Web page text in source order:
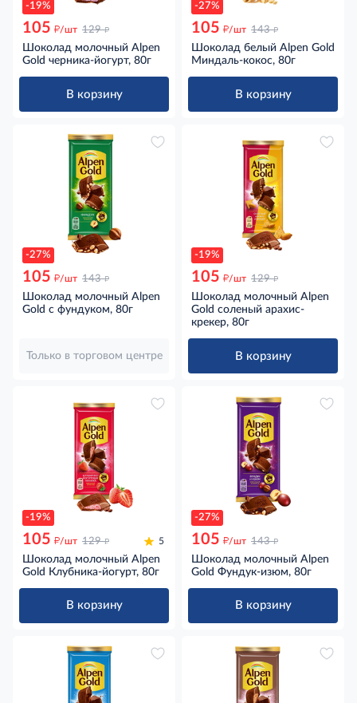
-19%
105 д/шт 129 д
Шоколад молочный Alpen
Gold черника-йогурт, 80г
В корзину
-27%
105 д/шт 143 д
Шоколад белый Alpen Gold
Миндаль-кокос, 80г
В корзину
-27%
105 д/шт 143 д
Шоколад молочный Alpen
Gold с фундуком, 80г
Только в торговом центре
-19%
105 д/шт 129 д
Шоколад молочный Alpen
Gold соленый арахис-
крекер, 80г
В корзину
-19%
105 д/шт 129 д 5
Шоколад молочный Alpen
Gold Клубника-йогурт, 80г
В корзину
-27%
105 д/шт 143 д
Шоколад молочный Alpen
Gold Фундук-изюм, 80г
В корзину